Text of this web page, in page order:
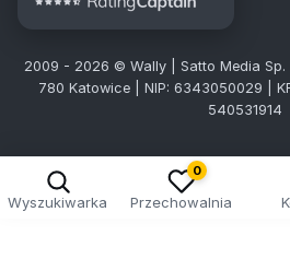
2009 - 2026 © Wally | Satto Media
780 Katowice | NIP: 6343050029 |
540531914
Wyszukiwarka
0
Przechowalnia